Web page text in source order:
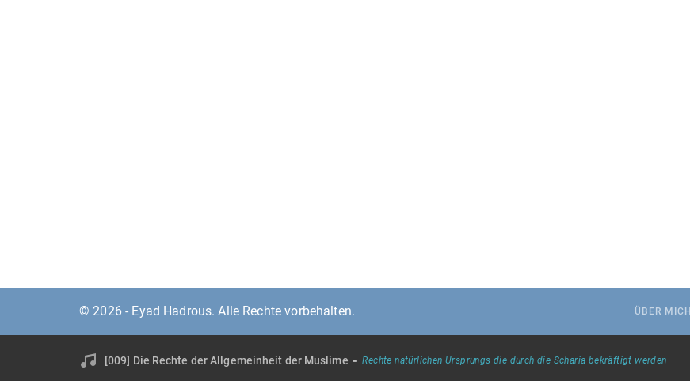
© 2026 - Eyad Hadrous. Alle Rechte vorbehalten. ÜBER MICH
[009] Die Rechte der Allgemeinheit der Muslime -Rechte natürlichen Ursprungs die durch die Scharia bekräftigt werden